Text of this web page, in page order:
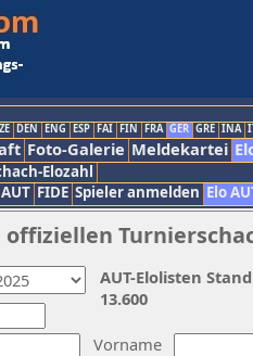
DEN ENG ESP FAI FIN FRA GER GRE INA
Foto-Galerie Meldekartei
Elozahl
FIDE Spieler anmelden Elo
Vorname
AUT-Elolisten
13.600